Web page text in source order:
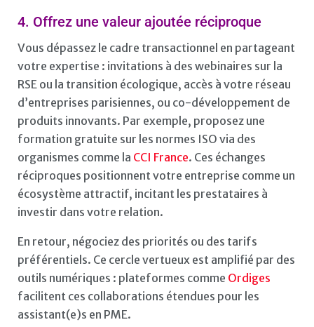
4. Offrez une valeur ajoutée réciproque
Vous dépassez le cadre transactionnel en partageant
votre expertise : invitations à des webinaires sur la
RSE ou la transition écologique, accès à votre réseau
d’entreprises parisiennes, ou co-développement de
produits innovants. Par exemple, proposez une
formation gratuite sur les normes ISO via des
organismes comme la CCI France. Ces échanges
réciproques positionnent votre entreprise comme un
écosystème attractif, incitant les prestataires à
investir dans votre relation.
En retour, négociez des priorités ou des tarifs
préférentiels. Ce cercle vertueux est amplifié par des
outils numériques : plateformes comme Ordiges
facilitent ces collaborations étendues pour les
assistant(e)s en PME.